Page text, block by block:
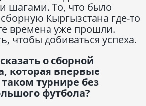
шагами. То, что было
Кыргызстана где-то
времена уже прошли.
чтобы добиваться успеха.
о сборной
которая впервые
турнире без
футбола?